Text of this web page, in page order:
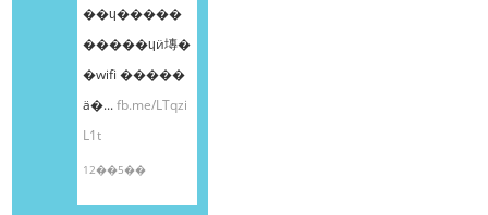
��ɥ�����
�����ɥӥ塼�
�wifi �����
ä�...fb.me/LTqzi
L1t
12��5��